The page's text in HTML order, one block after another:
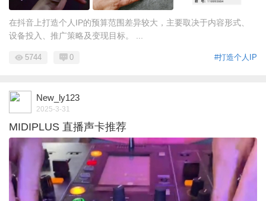
在抖音上打造个人IP的预算范围差异较大，主要取决于内容形式、
设备投入、推广策略及变现目标。 ...
#打造个人IP
5744 0
New_ly123
2025-3-31
MIDIPLUS 直播声卡推荐